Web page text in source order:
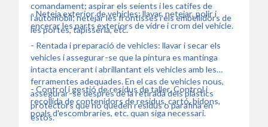
comandament; aspirar els seients i les catifes de
l'automòbil; netejar les frontisses i els embellidors de
les portes, tapisseria, etc.
- Neteja exterior de vehicles: llavar, netejar, polir i
encerar les parts exteriors de vidre i crom del vehicle.
- Rentada i preparació de vehicles: llavar i secar els
vehicles i assegurar-se que la pintura es mantinga
intacta encerant i abrillantant els vehicles amb les
ferramentes adequades. En el cas de vehicles nous,
assegurar-se després de la retirada dels plàstics
protectors que no queden residus o parafina en
estos.
- Control i gestió de residus de taller. Control i
recollida de contenidors de residus, cartó, bidons,
poals d'escombraries, etc. quan siga necessari.